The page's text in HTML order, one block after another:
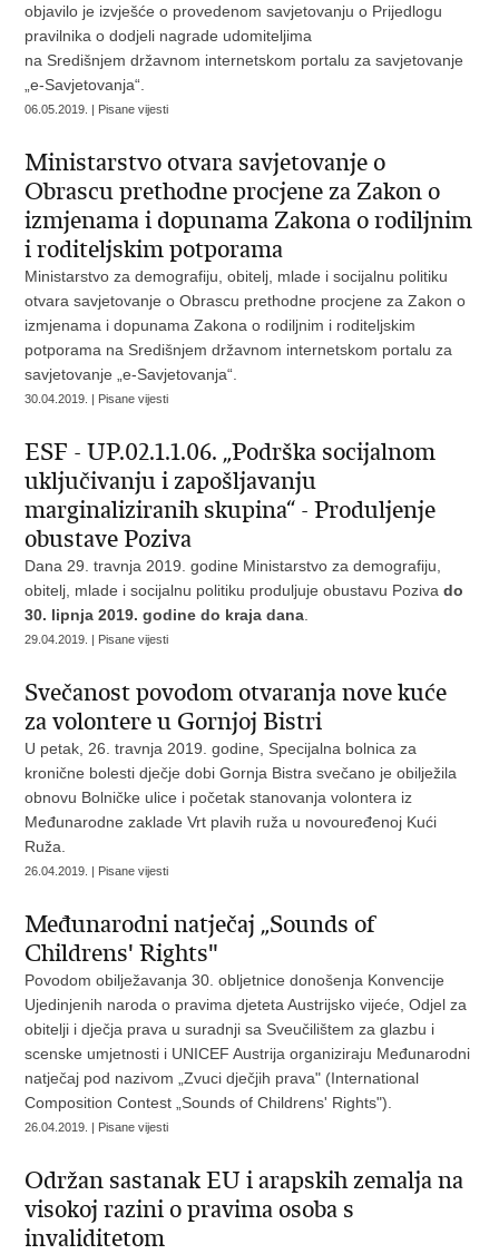
objavilo je izvješće o provedenom savjetovanju o Prijedlogu
pravilnika o dodjeli nagrade udomiteljima
na Središnjem državnom internetskom portalu za savjetovanje
„e-Savjetovanja“.
06.05.2019. | Pisane vijesti
Ministarstvo otvara savjetovanje o
Obrascu prethodne procjene za Zakon o
izmjenama i dopunama Zakona o rodiljnim
i roditeljskim potporama
Ministarstvo za demografiju, obitelj, mlade i socijalnu politiku
otvara savjetovanje o Obrascu prethodne procjene za Zakon o
izmjenama i dopunama Zakona o rodiljnim i roditeljskim
potporama na Središnjem državnom internetskom portalu za
savjetovanje „e-Savjetovanja“.
30.04.2019. | Pisane vijesti
ESF - UP.02.1.1.06. „Podrška socijalnom
uključivanju i zapošljavanju
marginaliziranih skupina“ - Produljenje
obustave Poziva
Dana 29. travnja 2019. godine Ministarstvo za demografiju,
obitelj, mlade i socijalnu politiku produljuje obustavu Pozivado
30. lipnja 2019. godine do kraja dana
29.04.2019. | Pisane vijesti
Svečanost povodom otvaranja nove kuće
za volontere u Gornjoj Bistri
U petak, 26. travnja 2019. godine, Specijalna bolnica za
kronične bolesti dječje dobi Gornja Bistra svečano je obilježila
obnovu Bolničke ulice i početak stanovanja volontera iz
Međunarodne zaklade Vrt plavih ruža u novouređenoj Kući
Ruža.
26.04.2019. | Pisane vijesti
Međunarodni natječaj „Sounds of
Childrens' Rights"
Povodom obilježavanja 30. obljetnice donošenja Konvencije
Ujedinjenih naroda o pravima djeteta Austrijsko vijeće, Odjel za
obitelji i dječja prava u suradnji sa Sveučilištem za glazbu i
scenske umjetnosti i UNICEF Austrija organiziraju Međunarodni
natječaj pod nazivom „Zvuci dječjih prava" (International
Composition Contest „Sounds of Childrens' Rights").
26.04.2019. | Pisane vijesti
Održan sastanak EU i arapskih zemalja na
visokoj razini o pravima osoba s
invaliditetom